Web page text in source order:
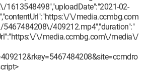
02-
\/media.ccmbg.com
409212.mp4","duration":"
\/media.ccmbg.com\/media\/